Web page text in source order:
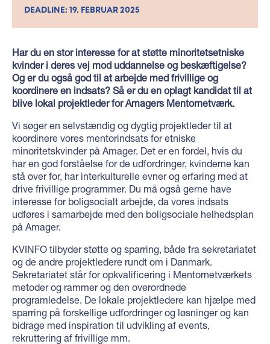
DEADLINE: 19. FEBRUAR 2025
Har du en stor interesse for at støtte minoritetsetniske
kvinder i deres vej mod uddannelse og beskæftigelse?
Og er du også god til at arbejde med frivillige og
koordinere en indsats? Så er du en oplagt kandidat til at
blive lokal projektleder for Amagers Mentornetværk.
Vi søger en selvstændig og dygtig projektleder til at
koordinere vores mentorindsats for etniske
minoritetskvinder på Amager. Det er en fordel, hvis du
har en god forståelse for de udfordringer, kvinderne kan
stå over for, har interkulturelle evner og erfaring med at
drive frivillige programmer. Du må også gerne have
interesse for boligsocialt arbejde, da vores indsats
udføres i samarbejde med den boligsociale helhedsplan
på Amager.
KVINFO tilbyder støtte og sparring, både fra sekretariatet
og de andre projektledere rundt om i Danmark.
Sekretariatet står for opkvalificering i Mentornetværkets
metoder og rammer og den overordnede
programledelse. De lokale projektledere kan hjælpe med
sparring på forskellige udfordringer og løsninger og kan
bidrage med inspiration til udvikling af events,
rekruttering af frivillige mm.